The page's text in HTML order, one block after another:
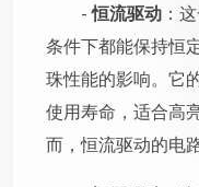
-恒流驱动 ：
条件下都能保持恒
珠性能的影响。它
使用寿命，适合高
而，恒流驱动的电